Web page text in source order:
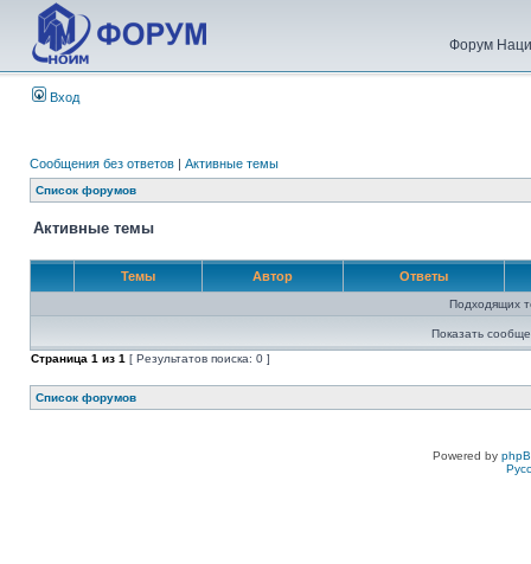
Форум
Вход
Сообщения без ответов | Активные темы
Список форумов
Активные темы
Темы Автор Ответы
Подходящих
Показать
Страница 1 из 1 [ Результатов поиска: 0 ]
Список форумов
Powered by